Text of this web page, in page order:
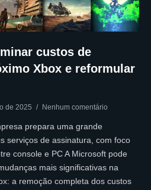
custos de
Xbox e reformular
de 2025 Nenhum comentário
prepara uma grande
serviços de assinatura, com foco
console e PC A Microsoft pode
mais significativas na
a remoção completa dos custos